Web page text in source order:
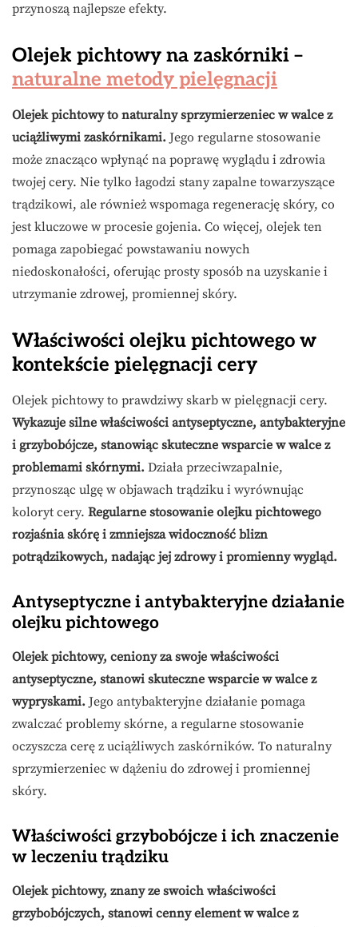
przynoszą najlepsze efekty.
Olejek pichtowy na zaskórniki –
naturalne metody pielęgnacji
Olejek pichtowy to naturalny sprzymierzeniec w walce z
uciążliwymi zaskórnikami. Jego regularne stosowanie
może znacząco wpłynąć na poprawę wyglądu i zdrowia
twojej cery. Nie tylko łagodzi stany zapalne towarzyszące
trądzikowi, ale również wspomaga regenerację skóry, co
jest kluczowe w procesie gojenia. Co więcej, olejek ten
pomaga zapobiegać powstawaniu nowych
niedoskonałości, oferując prosty sposób na uzyskanie i
utrzymanie zdrowej, promiennej skóry.
Właściwości olejku pichtowego w
kontekście pielęgnacji cery
Olejek pichtowy to prawdziwy skarb w pielęgnacji cery.
Wykazuje silne właściwości antyseptyczne, antybakteryjne
i grzybobójcze, stanowiąc skuteczne wsparcie w walce z
problemami skórnymi. Działa przeciwzapalnie,
przynosząc ulgę w objawach trądziku i wyrównując
koloryt cery. Regularne stosowanie olejku pichtowego
rozjaśnia skórę i zmniejsza widoczność blizn
potrądzikowych, nadając jej zdrowy i promienny wygląd.
Antyseptyczne i antybakteryjne działanie
olejku pichtowego
Olejek pichtowy, ceniony za swoje właściwości
antyseptyczne, stanowi skuteczne wsparcie w walce z
wypryskami. Jego antybakteryjne działanie pomaga
zwalczać problemy skórne, a regularne stosowanie
oczyszcza cerę z uciążliwych zaskórników. To naturalny
sprzymierzeniec w dążeniu do zdrowej i promiennej
skóry.
Właściwości grzybobójcze i ich znaczenie
w leczeniu trądziku
Olejek pichtowy, znany ze swoich właściwości
grzybobójczych, stanowi cenny element w walce z